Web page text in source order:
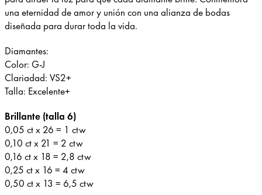
una eternidad de amor y unión con una alianza de bodas
diseñada para durar toda la vida.
Diamantes:
Color: G-J
Clariadad: VS2+
Talla: Excelente+
Brillante (talla 6)
0,05 ct x 26 = 1 ctw
0,10 ct x 21 = 2 ctw
0,16 ct x 18 = 2,8 ctw
0,25 ct x 16 = 4 ctw
0,50 ct x 13 = 6,5 ctw